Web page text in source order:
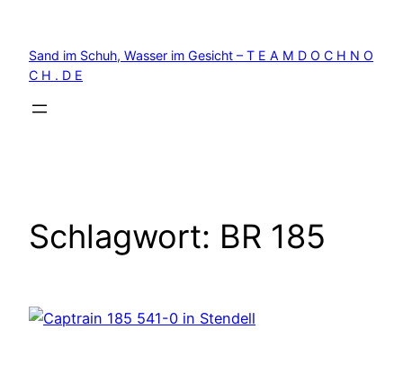
springen
Sand im Schuh, Wasser im Gesicht – T E A M D O C H N O
C H . D E
Schlagwort: BR 185